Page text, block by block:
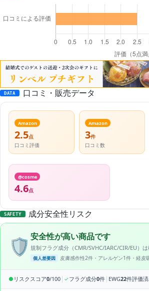
DATA 口コミ・販売データ
Amazon
2.5点
口コミ評価
Amazon
3件
口コミ数
@cosme
4.6点
SAFETY 成分安全性リスク
🛡️安全性が高い商品です
規制フラグ成分（CMR/SVHC/IARC/CIR/EU）
個人差要因 皮膚感作性2件・アレルゲン1件・経皮
● リスクスコア0/100 | ✓フラグ成分0件 | EWG22件評価